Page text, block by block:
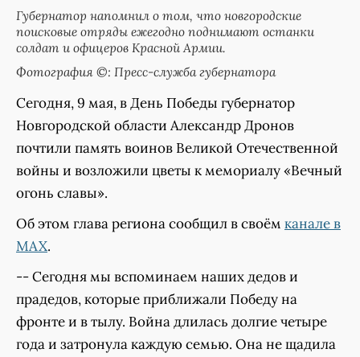
Губернатор напомнил о том, что новгородские
поисковые отряды ежегодно поднимают останки
солдат и офицеров Красной Армии.
Фотография ©: Пресс-служба губернатора
Сегодня, 9 мая, в День Победы губернатор
Новгородской области Александр Дронов
почтили память воинов Великой Отечественной
войны и возложили цветы к мемориалу «Вечный
огонь славы».
Об этом глава региона сообщил в своём канале в
MAX.
-- Сегодня мы вспоминаем наших дедов и
прадедов, которые приближали Победу на
фронте и в тылу. Война длилась долгие четыре
года и затронула каждую семью. Она не щадила